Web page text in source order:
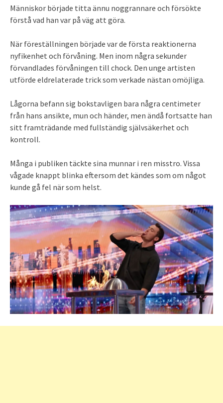
Människor började titta ännu noggrannare och försökte
förstå vad han var på väg att göra.
När föreställningen började var de första reaktionerna
nyfikenhet och förvåning. Men inom några sekunder
förvandlades förvåningen till chock. Den unge artisten
utförde eldrelaterade trick som verkade nästan omöjliga.
Lågorna befann sig bokstavligen bara några centimeter
från hans ansikte, mun och händer, men ändå fortsatte han
sitt framträdande med fullständig självsäkerhet och
kontroll.
Många i publiken täckte sina munnar i ren misstro. Vissa
vågade knappt blinka eftersom det kändes som om något
kunde gå fel när som helst.